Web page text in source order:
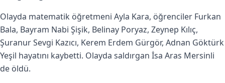
Olayda matematik öğretmeni Ayla Kara, öğrenciler Furkan
Bala, Bayram Nabi Şişik, Belinay Poryaz, Zeynep Kılıç,
Şuranur Sevgi Kazıcı, Kerem Erdem Gürgör, Adnan Göktürk
Yeşil hayatını kaybetti. Olayda saldırgan İsa Aras Mersinli
de öldü.